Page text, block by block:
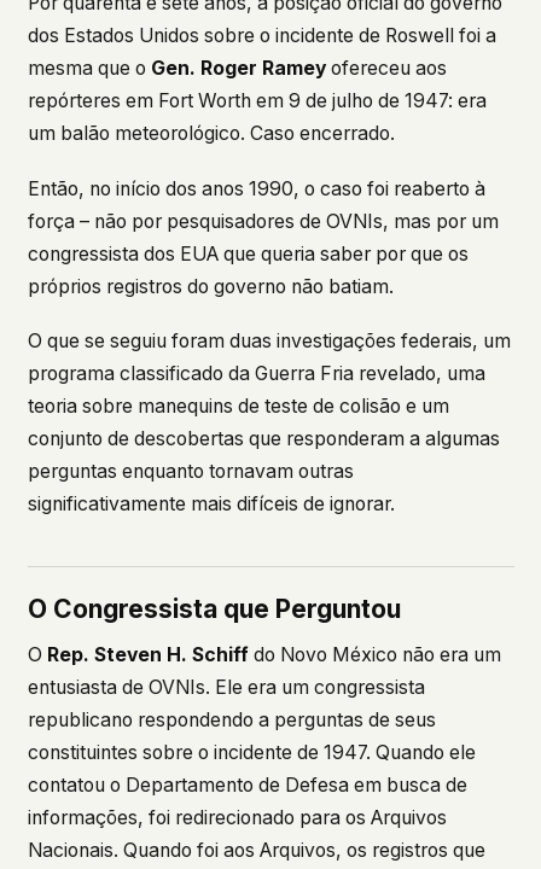
This isn't a privacy policy written by lawyers to
protect us. It's a promise written by us to protect
you. If we ever add analytics, tracking, or third-
party scripts, we'll say so here first – and you
should stop trusting us.
dos Estados Unidos sobre o incidente de Roswell foi a
mesma que o Gen. Roger Rameyofereceu aos
repórteres em Fort Worth em 9 de julho de 1947: era
um balão meteorológico. Caso encerrado.
Então, no início dos anos 1990, o caso foi reaberto à
força – não por pesquisadores de OVNIs, mas por um
congressista dos EUA que queria saber por que os
próprios registros do governo não batiam.
O que se seguiu foram duas investigações federais, um
programa classificado da Guerra Fria revelado, uma
teoria sobre manequins de teste de colisão e um
conjunto de descobertas que responderam a algumas
perguntas enquanto tornavam outras
significativamente mais difíceis de ignorar.
O Congressista que Perguntou
O Rep. Steven H. Schiffdo Novo México não era um
entusiasta de OVNIs. Ele era um congressista
republicano respondendo a perguntas de seus
constituintes sobre o incidente de 1947. Quando ele
contatou o Departamento de Defesa em busca de
informações, foi redirecionado para os Arquivos
Nacionais. Quando foi aos Arquivos, os registros que